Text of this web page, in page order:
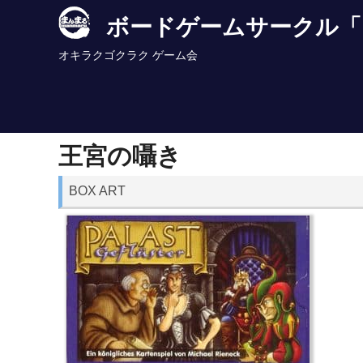
ボードゲームサークル「
オキラクゴクラク ゲーム会
王宮の囁き
BOX ART